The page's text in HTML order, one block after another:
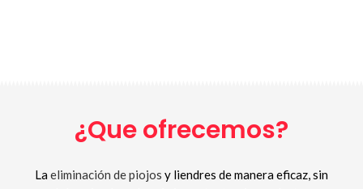
¿Que ofrecemos?
La eliminación de piojos y liendres de manera eficaz, sin